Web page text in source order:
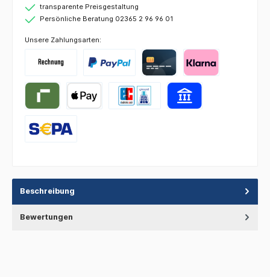
transparente Preisgestaltung
Persönliche Beratung 02365 2 96 96 01
Unsere Zahlungsarten:
Beschreibung
Bewertungen